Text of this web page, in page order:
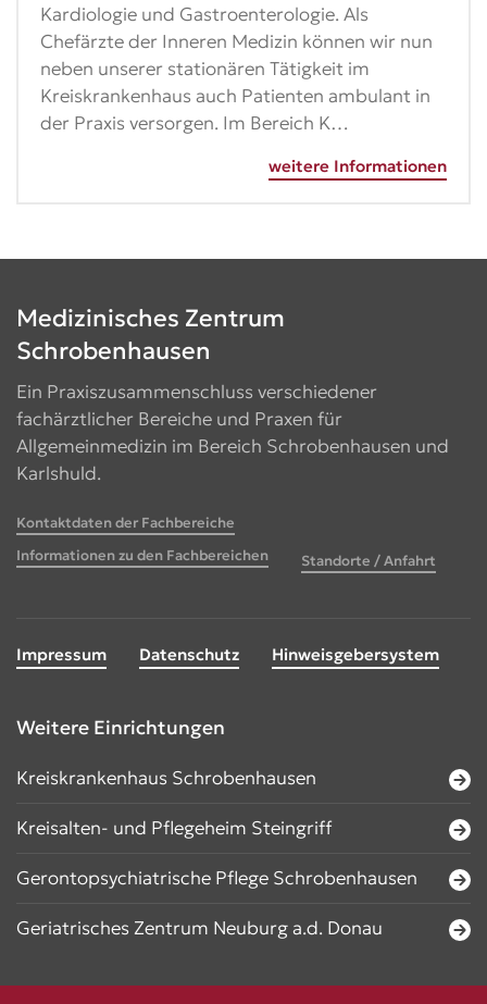
Kardiologie und Gastroenterologie. Als
Chefärzte der Inneren Medizin können wir nun
neben unserer stationären Tätigkeit im
Kreiskrankenhaus auch Patienten ambulant in
der Praxis versorgen. Im Bereich K…
weitere Informationen
Medizinisches Zentrum
Schrobenhausen
Ein Praxiszusammenschluss verschiedener
fachärztlicher Bereiche und Praxen für
Allgemeinmedizin im Bereich Schrobenhausen und
Karlshuld.
Kontaktdaten der Fachbereiche
Informationen zu den Fachbereichen
Standorte / Anfahrt
Impressum Datenschutz Hinweisgebersystem
Weitere Einrichtungen
Kreiskrankenhaus Schrobenhausen
Kreisalten- und Pflegeheim Steingriff
Gerontopsychiatrische Pflege Schrobenhausen
Geriatrisches Zentrum Neuburg a.d. Donau